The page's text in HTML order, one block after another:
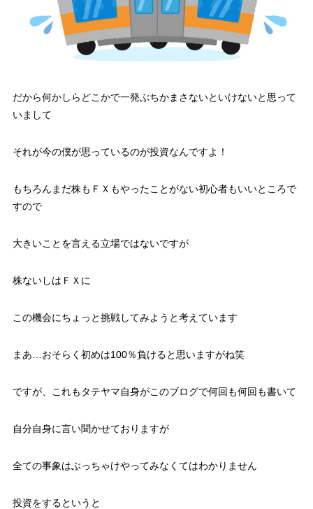
だから何かしらどこかで一発ぶちかまさないといけないと思って
いまして
それが今の僕が思っているのが投資なんですよ！
もちろんまだ株もＦＸもやったことがない初心者もいいところで
すので
大きいことを言える立場ではないですが
株ないしはＦＸに
この機会にちょっと挑戦してみようと考えています
まあ…おそらく初めは100％負けると思いますがね笑
ですが、これもタテヤマ自身がこのブログで何回も何回も書いて
自分自身に言い聞かせておりますが
全ての事象はぶっちゃけやってみなくてはわかりません
投資をするというと